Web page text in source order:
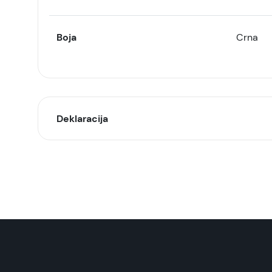
Boja Crna
Deklaracija
Uvoznik: